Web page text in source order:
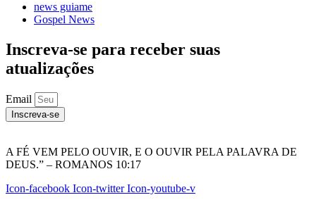
news guiame
Gospel News
Inscreva-se para receber suas
atualizações
Email
Inscreva-se
A FÉ VEM PELO OUVIR, E O OUVIR PELA PALAVRA DE
DEUS.” – ROMANOS 10:17
Icon-facebook Icon-twitter Icon-youtube-v